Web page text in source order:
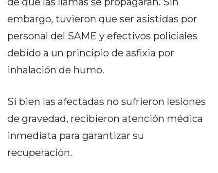
Y
CONDICIONES
POLÍTICAS
PRIVACIDAD
MAPA
SITIO
TAPA
DEL
embargo, tuvieron que ser asistidas por
personal del SAME y efectivos policiales
debido a un principio de asfixia por
inhalación de humo.
Si bien las afectadas no sufrieron lesiones
de gravedad, recibieron atención médica
inmediata para garantizar su
recuperación.